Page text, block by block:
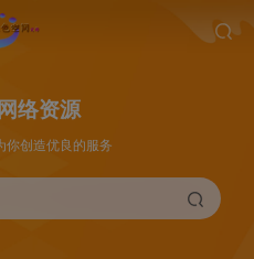
络资源
你创造优良的服务